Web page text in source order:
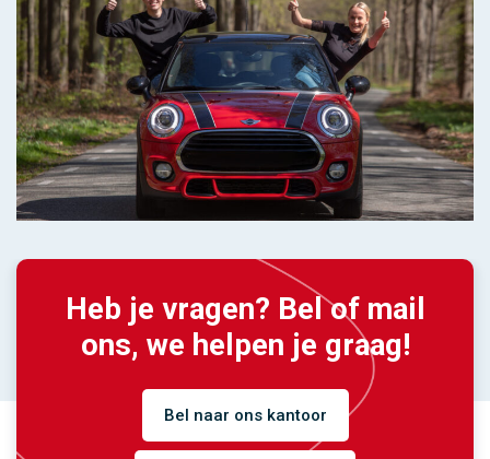
Heb je vragen? Bel of mail
ons, we helpen je graag!
Bel naar ons kantoor